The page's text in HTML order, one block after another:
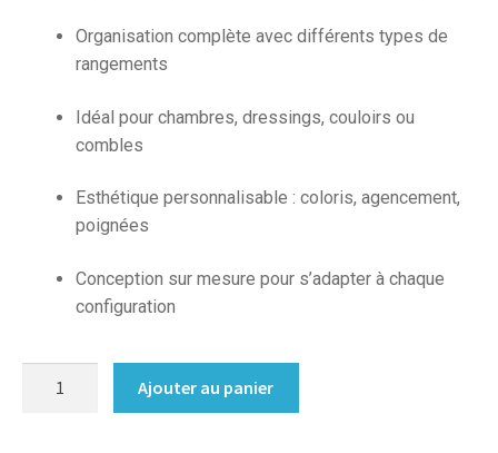
Organisation complète avec différents types de
rangements
Idéal pour chambres, dressings, couloirs ou
combles
Esthétique personnalisable : coloris, agencement,
poignées
Conception sur mesure pour s’adapter à chaque
configuration
Ajouter au panier